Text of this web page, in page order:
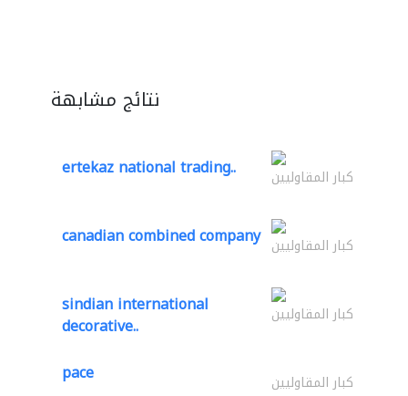
نتائج مشابهة
ertekaz national trading.. كبار المقاوليين
canadian combined company كبار المقاوليين
sindian international
decorative.. كبار المقاوليين
pace كبار المقاوليين